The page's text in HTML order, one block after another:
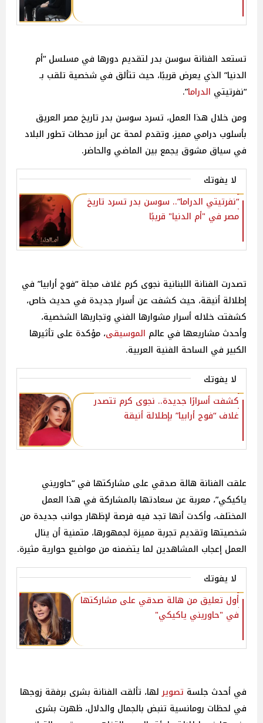
تستعد الفنانة سوسن بدر لتقديم دورها في مسلسل “أم
الدنيا” الذي يعرض قريبًا، حيث تتألق في شخصية تلقب بـ
“نفرتيتي الدراما”.
ومن خلال هذا العمل، تسرد سوسن بدر تاريخ مصر العريق
بأسلوب درامي مميز، وتقدم لمحة عن أبرز محطات تطور البلاد
في سياق مشوق يجمع بين الماضي والحاضر.
لا يفوتك
“نفرتيتي الدراما”.. سوسن بدر تسرد تاريخ
مصر في "أم الدنيا" قريبًا‎
تصدرت الفنانة اللبنانية نجوى كرم غلاف مجلة “فوج أرابيا” في
إطلالة أنيقة، حيث كشفت عن أسرار جديدة في حديث خاص،
كشفتت خلاله أسرار مشوارها الفني وتجاربها الشخصية،
وأحدث مشاريعها في عالم الموسيقى، مؤكدة على تأثيرها
الكبير في الساحة الفنية العربية.
لا يفوتك
كشفت أسرارًا جديدة.. نجوى كرم تتصدر
غلاف “فوج أرابيا” بإطلالة أنيقة
علقت الفنانة هالة صدقي على مشاركتها في “حاوريني
ياكيكي”، معربة عن سعادتها بالمشاركة في هذا العمل
المختلف، وأكدت أنها تجد فيه فرصة لإظهار جوانب جديدة من
شخصيتها وتقديم تجربة مميزة لجمهورها، متمنية أن ينال
العمل إعجاب المشاهدين لما يتضمنه من مواضيع حوارية مثيرة.
لا يفوتك
أول تعليق من هالة صدقي على مشاركتها
في "حاوريني ياكيكي"
في أحدث جلسة تصويرلها، تألقت الفنانة بشرى برفقة زوجها
في لحظات رومانسية تنبض بالجمال والدلال، ظهرت بشرى